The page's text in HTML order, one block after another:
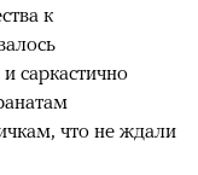
к
саркастично
что не ждали